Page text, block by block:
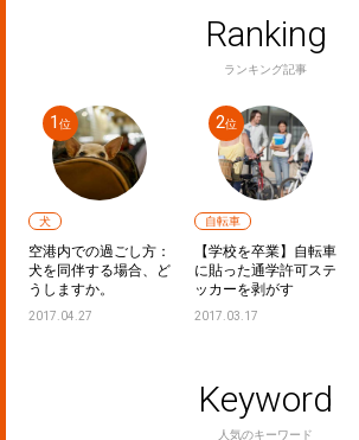
Ranking
ランキング記事
犬
空港内での過ごし方：
犬を同伴する場合、ど
うしますか。
2017.04.27
自転車
【学校を卒業】自転車
に貼った通学許可ステ
ッカーを剥がす
2017.03.17
Keyword
人気のキーワード